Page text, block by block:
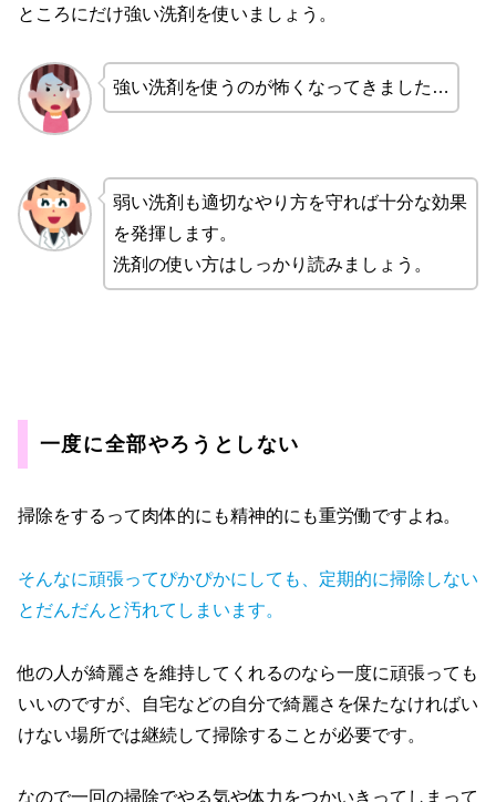
ところにだけ強い洗剤を使いましょう。
強い洗剤を使うのが怖くなってきました…
弱い洗剤も適切なやり方を守れば十分な効果
を発揮します。
洗剤の使い方はしっかり読みましょう。
一度に全部やろうとしない
掃除をするって肉体的にも精神的にも重労働ですよね。
そんなに頑張ってぴかぴかにしても、定期的に掃除しない
とだんだんと汚れてしまいます。
他の人が綺麗さを維持してくれるのなら一度に頑張っても
いいのですが、自宅などの自分で綺麗さを保たなければい
けない場所では継続して掃除することが必要です。
なので一回の掃除でやる気や体力をつかいきってしまって